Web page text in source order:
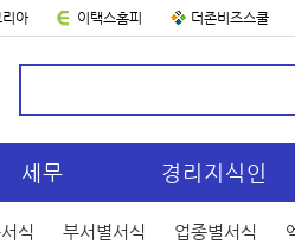
리아 이택스홈피 더존비즈스쿨
세무 경리지식인
식 부서별서식 업종별서식